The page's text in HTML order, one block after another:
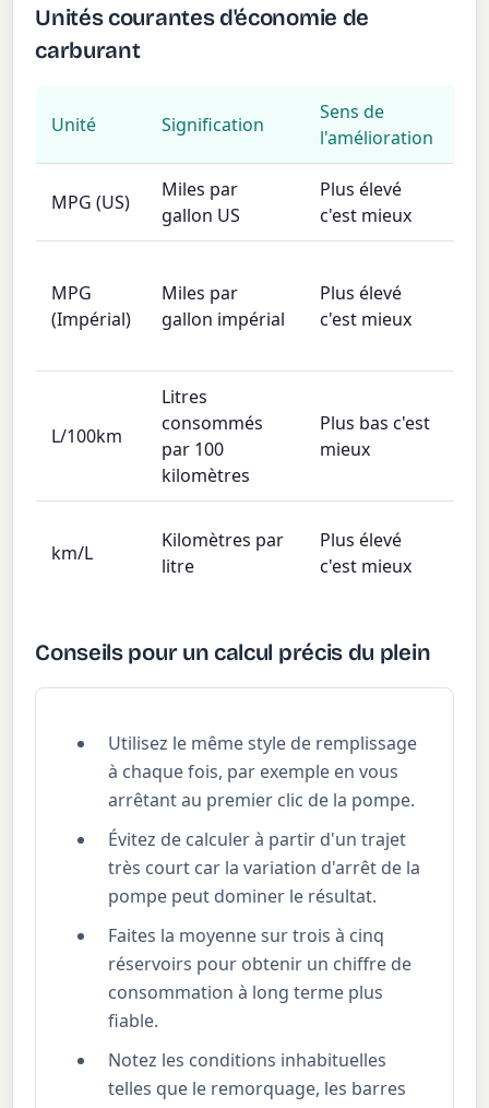
Unités courantes d'économie de
carburant
Unité Signification
Sens de
l'amélioration
MPG (US)
Miles par
gallon US
Plus élevé
c'est mieux
MPG
(Impérial)
Miles par
gallon impérial
Plus élevé
c'est mieux
L/100km
Litres
consommés
par 100
kilomètres
Plus bas c'est
mieux
km/L
Kilomètres par
litre
Plus élevé
c'est mieux
Conseils pour un calcul précis du plein
Utilisez le même style de remplissage
à chaque fois, par exemple en vous
arrêtant au premier clic de la pompe.
Évitez de calculer à partir d'un trajet
très court car la variation d'arrêt de la
pompe peut dominer le résultat.
Faites la moyenne sur trois à cinq
réservoirs pour obtenir un chiffre de
consommation à long terme plus
fiable.
Notez les conditions inhabituelles
telles que le remorquage, les barres